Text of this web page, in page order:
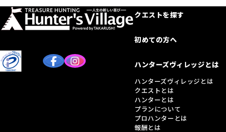
クエストを探す
初めての方へ
ハンターズヴィレッジとは
ハンターズヴィレッジとは
クエストとは
ハンターとは
プランについて
プロハンターとは
報酬とは